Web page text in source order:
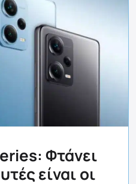
Φτάνει
είναι οι